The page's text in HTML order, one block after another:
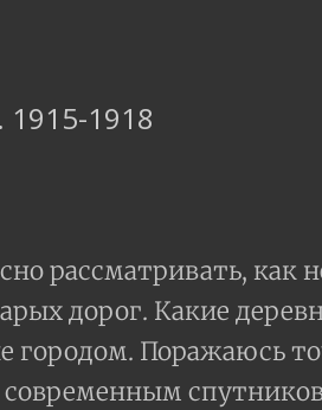
1915-1918
рассматривать, как
дорог. Какие
городом. Поражаюсь